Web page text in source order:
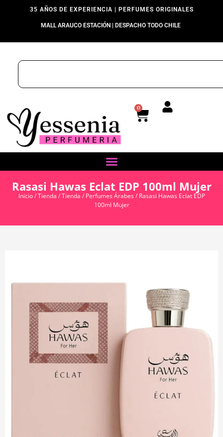
35 AÑOS DE EXPERIENCIA | PERFUMES ORIGINALES
MALL ARAUCO ESTACIÓN | DESPACHO TODO CHILE
0
Rasasi Hawas Eclat EDP 100ml Mujer
Inicio/Tienda /Tienda / Perfumes Árabes/ Rasasi Hawas Eclat EDP
100ml Mujer